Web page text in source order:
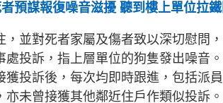
預謀報復噪音滋擾 聽到樓上單位拉
，並對死者家屬及傷者致以深切慰問
處投訴，指上層單位的狗隻發出噪音
獲投訴後，每次均即時跟進，包括派
未曾接獲其他鄰近住戶作類似投訴。